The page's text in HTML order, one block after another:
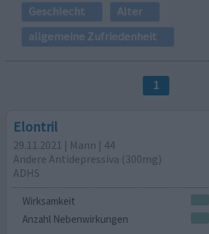
Geschlecht
Alter
allgemeine Zufriedenheit
1
Elontril
29.11.2021 | Mann | 44
Andere Antidepressiva (300mg)
ADHS
Wirksamkeit
Anzahl Nebenwirkungen